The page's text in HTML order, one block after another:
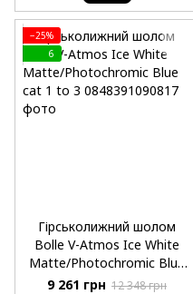
−25%
6
Гірськолижний шолом
Bolle V-Atmos Ice White
Matte/Photochromic Blue
cat 1 to 3
9 261 грн 12 348 грн